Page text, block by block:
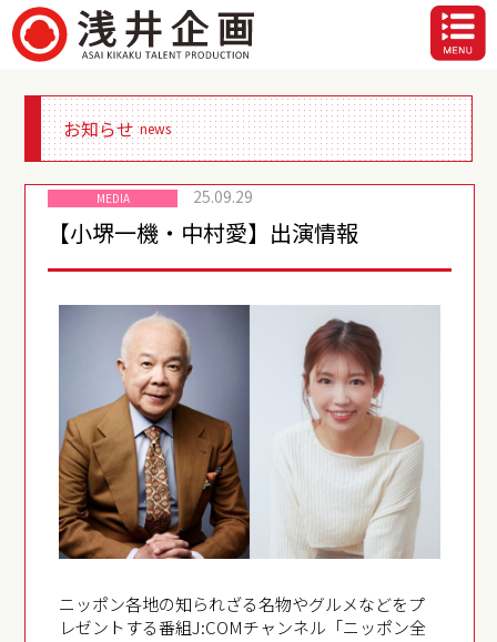
お知らせ news
MEDIA 25.09.29
【小堺一機・中村愛】出演情報
ニッポン各地の知られざる名物やグルメなどをプ
レゼントする番組J:COMチャンネル「ニッポン全